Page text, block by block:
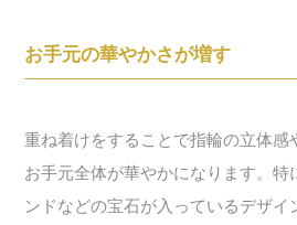
お手元の華やかさが増す
重ね着けをすることで指輪の立体感
お手元全体が華やかになります。特
ンドなどの宝石が入っているデザイ